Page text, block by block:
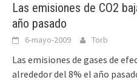
Las emisiones de CO2
año pasado
6-mayo-2009 Torb
Las emisiones de gases de
alrededor del 8% el año